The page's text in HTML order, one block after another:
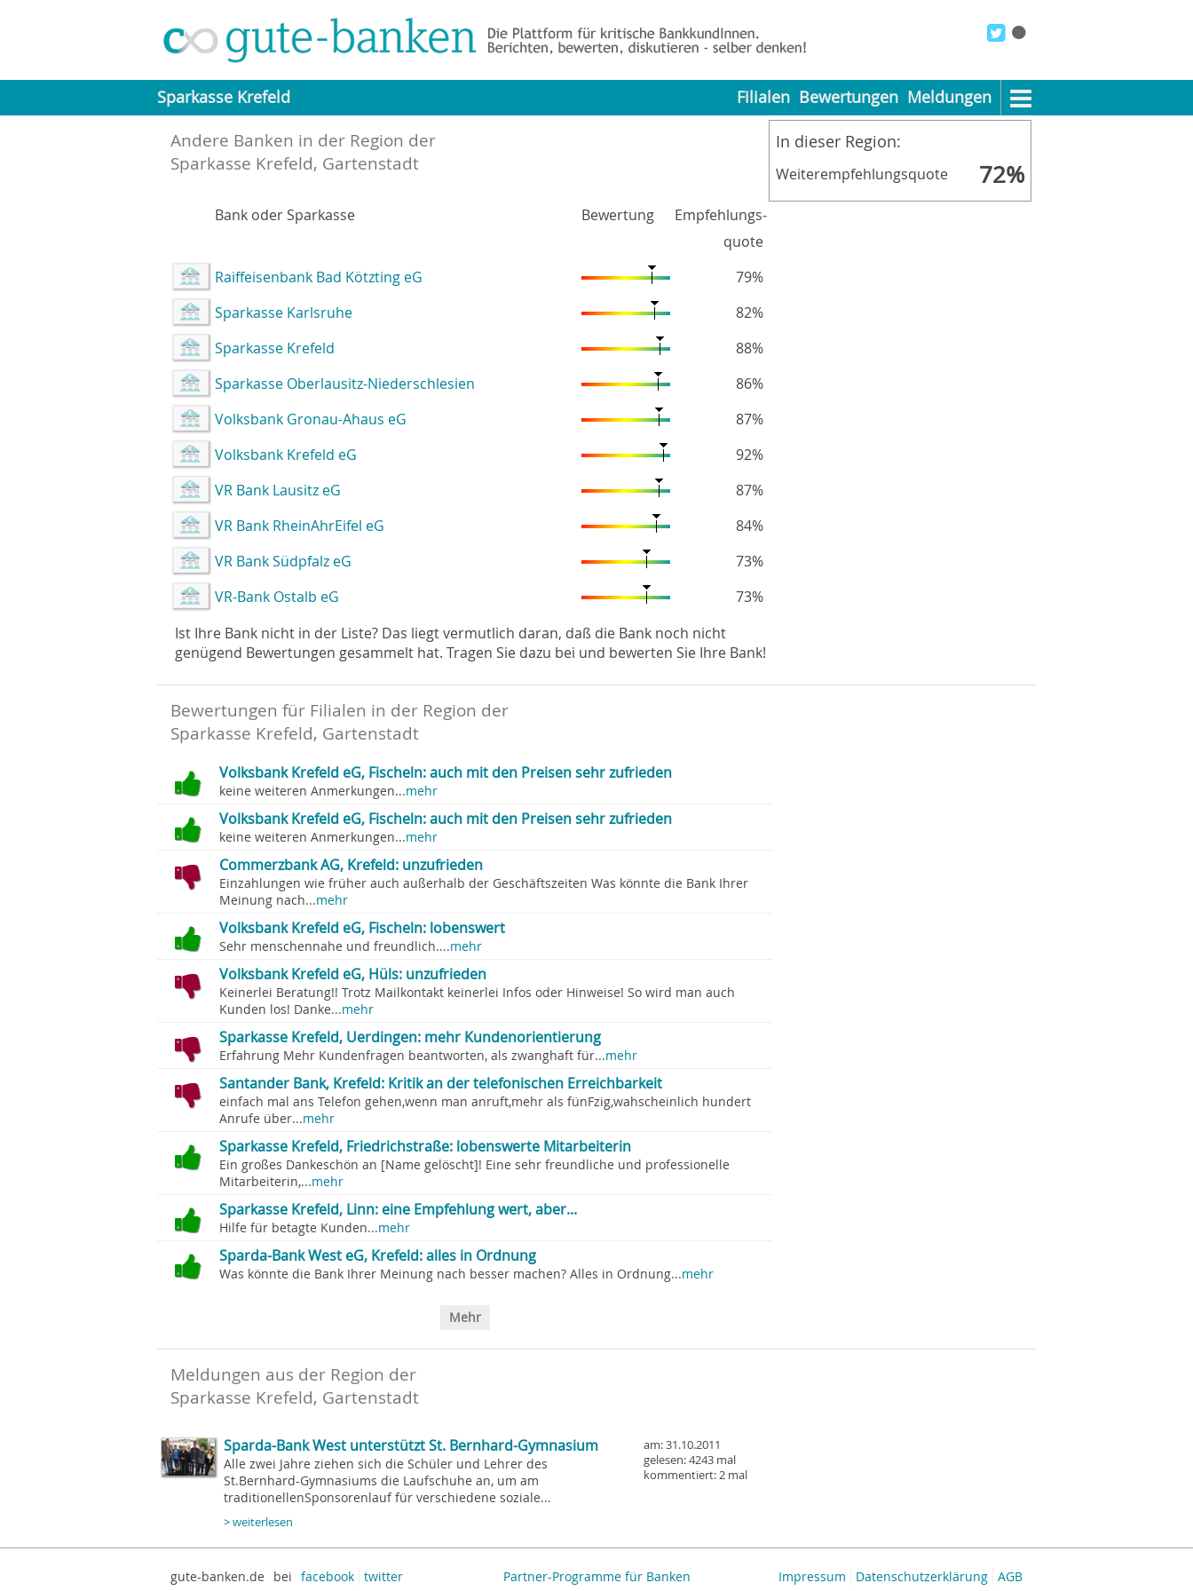
Sparkasse Krefeld Filialen Bewertungen Meldungen
In dieser Region:
Weiterempfehlungsquote 72%
Andere Banken in der Region der
Sparkasse Krefeld, Gartenstadt
Bank oder Sparkasse Bewertung
Empfehlungs-
quote
Raiffeisenbank Bad Kötzting eG
79%
Sparkasse Karlsruhe
82%
Sparkasse Krefeld
88%
Sparkasse Oberlausitz-Niederschlesien
86%
Volksbank Gronau-Ahaus eG
87%
Volksbank Krefeld eG
92%
VR Bank Lausitz eG
87%
VR Bank RheinAhrEifel eG
84%
VR Bank Südpfalz eG
73%
VR-Bank Ostalb eG
73%
Ist Ihre Bank nicht in der Liste? Das liegt vermutlich daran, daß die Bank noch nicht
genügend Bewertungen gesammelt hat. Tragen Sie dazu bei und bewerten Sie Ihre Bank!
Bewertungen für Filialen in der Region der
Sparkasse Krefeld, Gartenstadt
Volksbank Krefeld eG, Fischeln: auch mit den Preisen sehr zufrieden
keine weiteren Anmerkungen...mehr
Volksbank Krefeld eG, Fischeln: auch mit den Preisen sehr zufrieden
keine weiteren Anmerkungen...mehr
Commerzbank AG, Krefeld: unzufrieden
Einzahlungen wie früher auch außerhalb der Geschäftszeiten Was könnte die Bank Ihrer
Meinung nach...mehr
Volksbank Krefeld eG, Fischeln: lobenswert
Sehr menschennahe und freundlich....mehr
Volksbank Krefeld eG, Hüls: unzufrieden
Keinerlei Beratung!! Trotz Mailkontakt keinerlei Infos oder Hinweise! So wird man auch
Kunden los! Danke...mehr
Sparkasse Krefeld, Uerdingen: mehr Kundenorientierung
Erfahrung Mehr Kundenfragen beantworten, als zwanghaft für...mehr
Santander Bank, Krefeld: Kritik an der telefonischen Erreichbarkeit
einfach mal ans Telefon gehen,wenn man anruft,mehr als fünFzig,wahscheinlich hundert
Anrufe über...mehr
Sparkasse Krefeld, Friedrichstraße: lobenswerte Mitarbeiterin
Ein großes Dankeschön an [Name gelöscht]! Eine sehr freundliche und professionelle
Mitarbeiterin,...mehr
Sparkasse Krefeld, Linn: eine Empfehlung wert, aber...
Hilfe für betagte Kunden...mehr
Sparda-Bank West eG, Krefeld: alles in Ordnung
Was könnte die Bank Ihrer Meinung nach besser machen? Alles in Ordnung...mehr
Mehr
Meldungen aus der Region der
Sparkasse Krefeld, Gartenstadt
am: 31.10.2011
gelesen: 4243 mal
kommentiert: 2 mal
Sparda-Bank West unterstützt St. Bernhard-Gymnasium
Alle zwei Jahre ziehen sich die Schüler und Lehrer des
St.Bernhard-Gymnasiums die Laufschuhe an, um am
traditionellenSponsorenlauf für verschiedene soziale...
> weiterlesen
AGB
Datenschutzerklärung
Impressum
gute-banken.de bei facebook twitter Partner-Programme für Banken